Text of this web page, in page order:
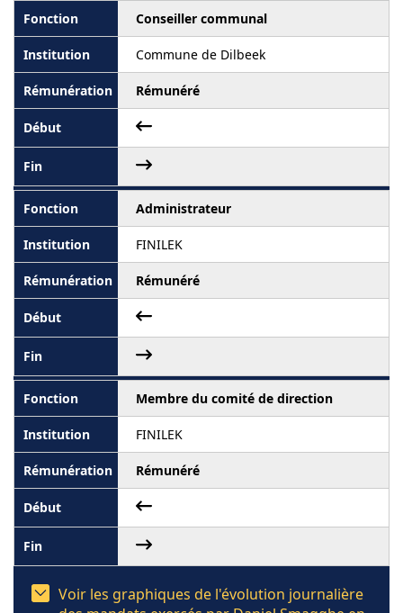
Conseiller communal
Commune de Dilbeek
Rémunéré
Administrateur
FINILEK
Rémunéré
Membre du comité de direction
FINILEK
Rémunéré
Voir les graphiques de l'évolution journalière